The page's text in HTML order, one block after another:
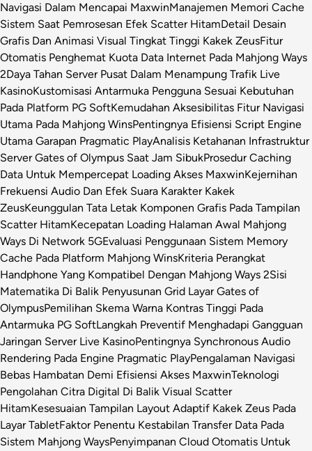
Navigasi Dalam Mencapai MaxwinManajemen Memori Cache
Sistem Saat Pemrosesan Efek Scatter HitamDetail Desain
Grafis Dan Animasi Visual Tingkat Tinggi Kakek ZeusFitur
Otomatis Penghemat Kuota Data Internet Pada Mahjong Ways
2Daya Tahan Server Pusat Dalam Menampung Trafik Live
KasinoKustomisasi Antarmuka Pengguna Sesuai Kebutuhan
Pada Platform PG SoftKemudahan Aksesibilitas Fitur Navigasi
Utama Pada Mahjong WinsPentingnya Efisiensi Script Engine
Utama Garapan Pragmatic PlayAnalisis Ketahanan Infrastruktur
Server Gates of Olympus Saat Jam SibukProsedur Caching
Data Untuk Mempercepat Loading Akses MaxwinKejernihan
Frekuensi Audio Dan Efek Suara Karakter Kakek
ZeusKeunggulan Tata Letak Komponen Grafis Pada Tampilan
Scatter HitamKecepatan Loading Halaman Awal Mahjong
Ways Di Network 5GEvaluasi Penggunaan Sistem Memory
Cache Pada Platform Mahjong WinsKriteria Perangkat
Handphone Yang Kompatibel Dengan Mahjong Ways 2Sisi
Matematika Di Balik Penyusunan Grid Layar Gates of
OlympusPemilihan Skema Warna Kontras Tinggi Pada
Antarmuka PG SoftLangkah Preventif Menghadapi Gangguan
Jaringan Server Live KasinoPentingnya Synchronous Audio
Rendering Pada Engine Pragmatic PlayPengalaman Navigasi
Bebas Hambatan Demi Efisiensi Akses MaxwinTeknologi
Pengolahan Citra Digital Di Balik Visual Scatter
HitamKesesuaian Tampilan Layout Adaptif Kakek Zeus Pada
Layar TabletFaktor Penentu Kestabilan Transfer Data Pada
Sistem Mahjong WaysPenyimpanan Cloud Otomatis Untuk